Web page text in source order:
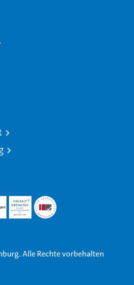
Alle Rechte vorbehalten